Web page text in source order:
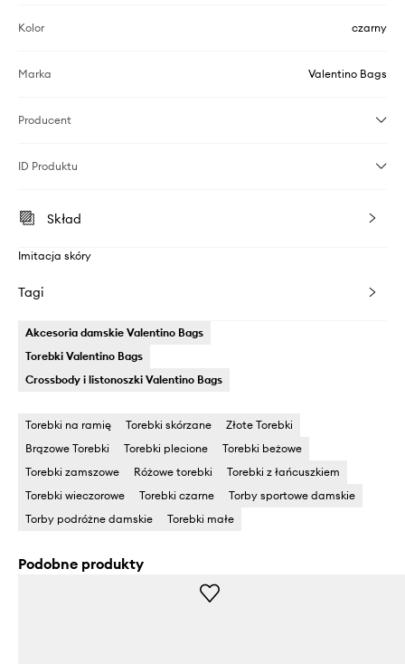
Kolor czarny
Marka Valentino Bags
Producent
ID Produktu
Skład
Imitacja skóry
Tagi
Akcesoria damskie Valentino Bags
Torebki Valentino Bags
Crossbody i listonoszki Valentino Bags
Torebki na ramię Torebki skórzane
Złote Torebki
Brązowe Torebki
Torebki plecione
Torebki beżowe
Torebki zamszowe
Różowe torebki
Torebki z łańcuszkiem
Torebki wieczorowe
Torebki czarne
Torby sportowe damskie
Torby podróżne damskie
Torebki małe
Podobne produkty